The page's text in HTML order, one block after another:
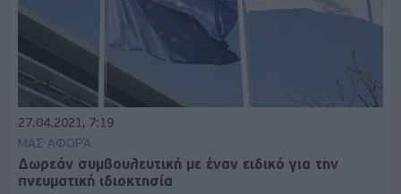
27.04.2021, 7:19
ΜΑΣ ΑΦΟΡΆ
Δωρεάν συμβουλευτική με έναν ειδικό για την
πνευματική ιδιοκτησία